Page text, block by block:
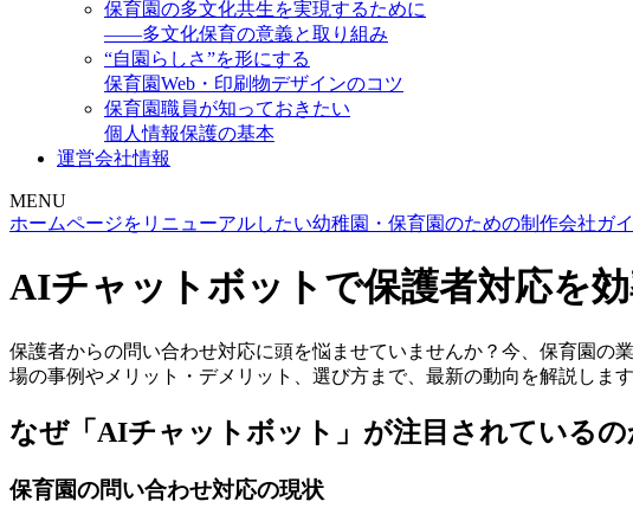
保育園の多文化共生を実現するために
――多文化保育の意義と取り組み
“自園らしさ”を形にする
保育園Web・印刷物デザインのコツ
保育園職員が知っておきたい
個人情報保護の基本
運営会社情報
MENU
ホームページをリニューアルしたい幼稚園・保育園のための制作会社ガイ
AIチャットボットで保護者対応を
保護者からの問い合わせ対応に頭を悩ませていませんか？今、保育園
場の事例やメリット・デメリット、選び方まで、最新の動向を解説します
なぜ「AIチャットボット」が注目されているの
保育園の問い合わせ対応の現状